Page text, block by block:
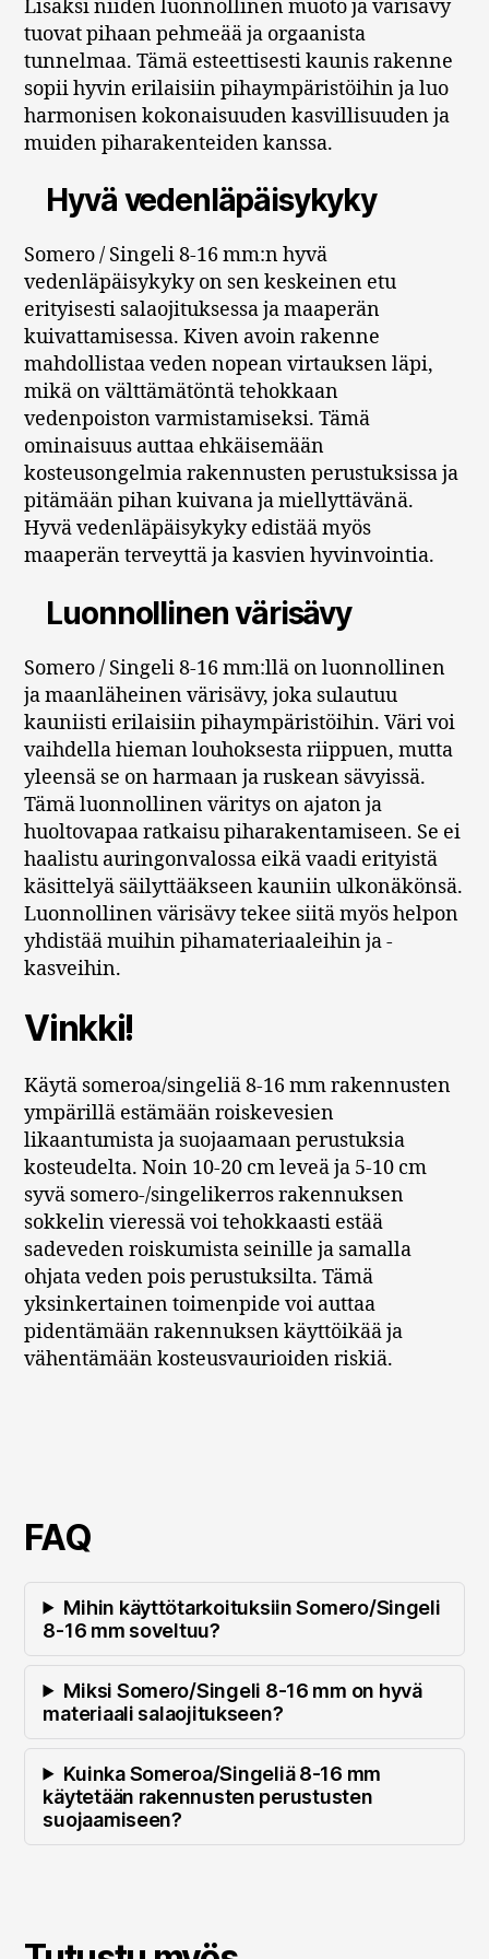
Lisäksi niiden luonnollinen muoto ja värisävy
tuovat pihaan pehmeää ja orgaanista
tunnelmaa. Tämä esteettisesti kaunis rakenne
sopii hyvin erilaisiin pihaympäristöihin ja luo
harmonisen kokonaisuuden kasvillisuuden ja
muiden piharakenteiden kanssa.
Hyvä vedenläpäisykyky
Somero / Singeli 8-16 mm:n hyvä
vedenläpäisykyky on sen keskeinen etu
erityisesti salaojituksessa ja maaperän
kuivattamisessa. Kiven avoin rakenne
mahdollistaa veden nopean virtauksen läpi,
mikä on välttämätöntä tehokkaan
vedenpoiston varmistamiseksi. Tämä
ominaisuus auttaa ehkäisemään
kosteusongelmia rakennusten perustuksissa ja
pitämään pihan kuivana ja miellyttävänä.
Hyvä vedenläpäisykyky edistää myös
maaperän terveyttä ja kasvien hyvinvointia.
Luonnollinen värisävy
Somero / Singeli 8-16 mm:llä on luonnollinen
ja maanläheinen värisävy, joka sulautuu
kauniisti erilaisiin pihaympäristöihin. Väri voi
vaihdella hieman louhoksesta riippuen, mutta
yleensä se on harmaan ja ruskean sävyissä.
Tämä luonnollinen väritys on ajaton ja
huoltovapaa ratkaisu piharakentamiseen. Se ei
haalistu auringonvalossa eikä vaadi erityistä
käsittelyä säilyttääkseen kauniin ulkonäkönsä.
Luonnollinen värisävy tekee siitä myös helpon
yhdistää muihin pihamateriaaleihin ja -
kasveihin.
Vinkki!
Käytä someroa/singeliä 8-16 mm rakennusten
ympärillä estämään roiskevesien
likaantumista ja suojaamaan perustuksia
kosteudelta. Noin 10-20 cm leveä ja 5-10 cm
syvä somero-/singelikerros rakennuksen
sokkelin vieressä voi tehokkaasti estää
sadeveden roiskumista seinille ja samalla
ohjata veden pois perustuksilta. Tämä
yksinkertainen toimenpide voi auttaa
pidentämään rakennuksen käyttöikää ja
vähentämään kosteusvaurioiden riskiä.
FAQ
Mihin käyttötarkoituksiin Somero/Singeli
8-16 mm soveltuu?
Miksi Somero/Singeli 8-16 mm on hyvä
materiaali salaojitukseen?
Kuinka Someroa/Singeliä 8-16 mm
käytetään rakennusten perustusten
suojaamiseen?